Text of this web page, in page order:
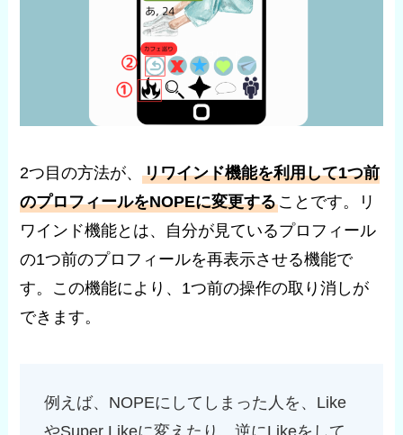
2つ目の方法が、リワインド機能を利用して1つ前
のプロフィールをNOPEに変更することです。リ
ワインド機能とは、自分が見ているプロフィール
の1つ前のプロフィールを再表示させる機能で
す。この機能により、1つ前の操作の取り消しが
できます。
例えば、NOPEにしてしまった人を、Like
やSuper Likeに変えたり、逆にLikeをして